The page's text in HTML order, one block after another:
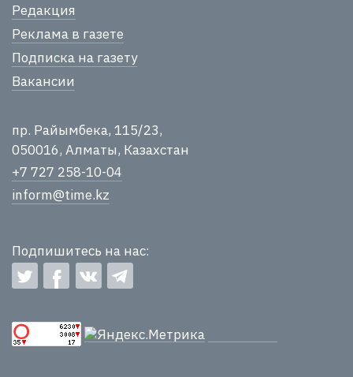
Редакция
Реклама в газете
Подписка на газету
Вакансии
пр. Райымбека, 115/23,
050016, Алматы, Казахстан
+7 727 258-10-04
inform@time.kz
Подпишитесь на нас: